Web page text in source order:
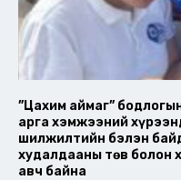
”Цахим аймаг”
арга хэмжээний
шилжилтийн бэлэн
худалдааны төв болон
авч байна